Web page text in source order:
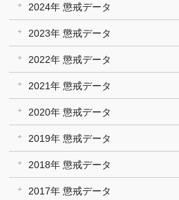
2024年 懲戒データ
2023年 懲戒データ
2022年 懲戒データ
2021年 懲戒データ
2020年 懲戒データ
2019年 懲戒データ
2018年 懲戒データ
2017年 懲戒データ